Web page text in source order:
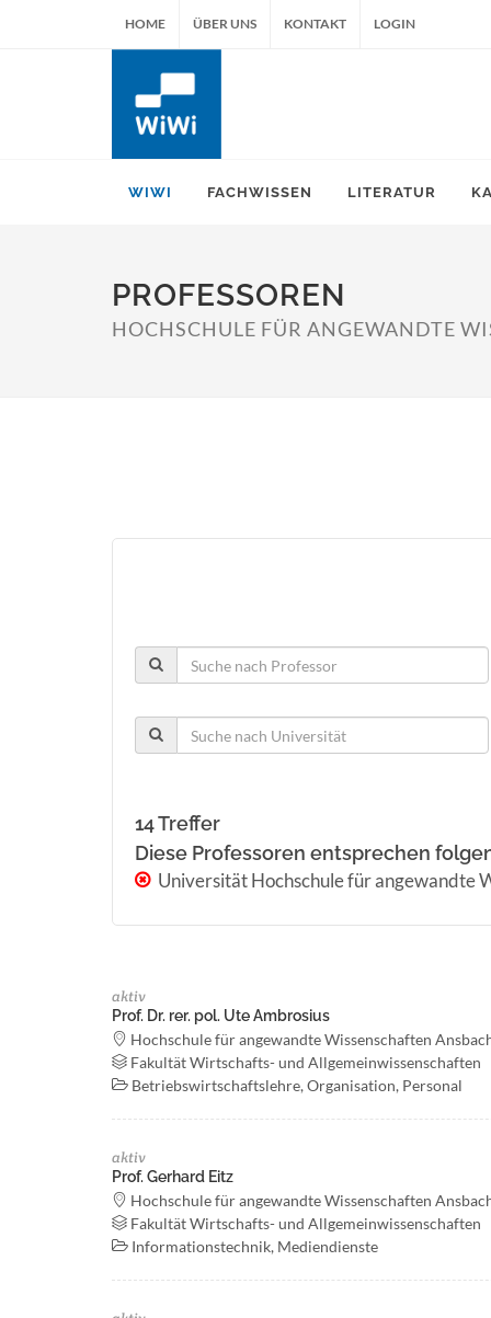
HOME ÜBER UNS KONTAKT LOGIN
WIWI FACHWISSEN LITERATUR
PROFESSOREN
HOCHSCHULE FÜR ANGEWANDTE
14 Treffer
Diese Professoren entsprechen
Universität Hochschule für angewandte
aktiv
Prof. Dr. rer. pol. Ute Ambrosius
Hochschule für angewandte Wissenschaften
Fakultät Wirtschafts- und Allgemeinwissenschaften
Betriebswirtschaftslehre, Organisation, Personal
aktiv
Prof. Gerhard Eitz
Hochschule für angewandte Wissenschaften
Fakultät Wirtschafts- und Allgemeinwissenschaften
Informationstechnik, Mediendienste